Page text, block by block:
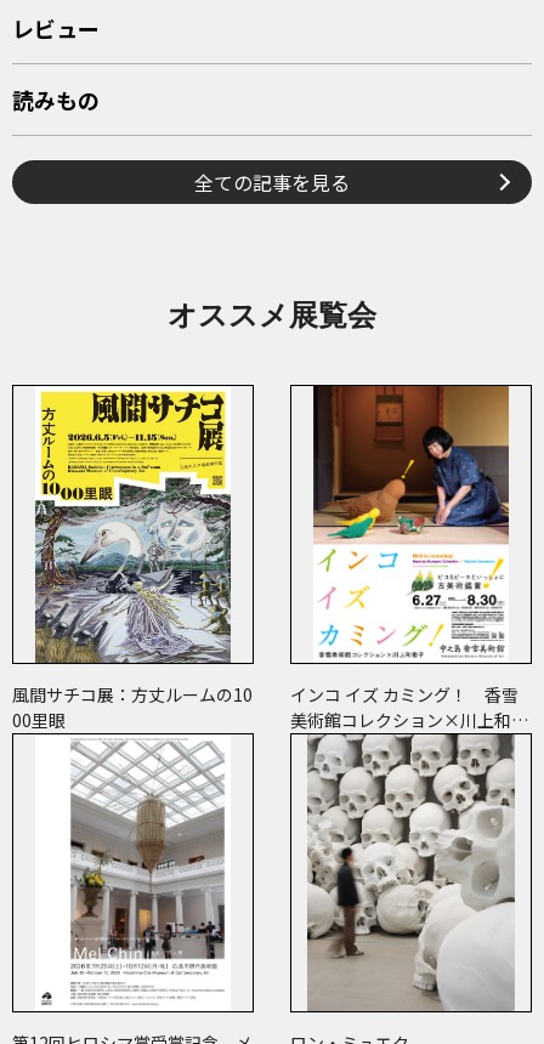
レビュー
読みもの
全ての記事を見る
オススメ展覧会
風間サチコ展：方丈ルームの10
00里眼
インコ イズ カミング！ 香雪
美術館コレクション×川上和歌
子 ～ピコ＆ピータといっしょ
に古美術鑑賞～